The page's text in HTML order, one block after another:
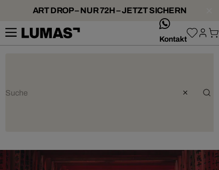
ART DROP – NUR 72H – JETZT SICHERN
Kontakt